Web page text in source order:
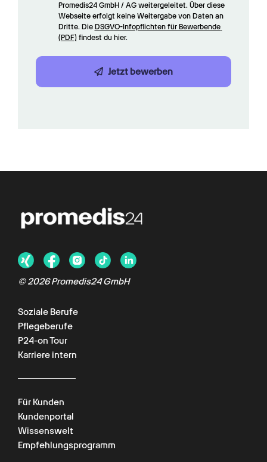
Promedis24 GmbH / AG weitergeleitet. Über diese
Webseite erfolgt keine Weitergabe von Daten an
Dritte. Die DSGVO-Infopflichten für Bewerbende
(PDF) findest du hier.
Jetzt bewerben
©2026Promedis24 GmbH
Soziale Berufe
Pflegeberufe
P24-on Tour
Karriere intern
Für Kunden
Kundenportal
Wissenswelt
Empfehlungsprogramm